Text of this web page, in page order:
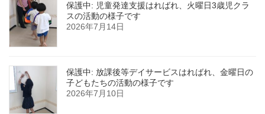
保護中: 児童発達支援はればれ、火曜日3歳児クラ
スの活動の様子です
2026年7月14日
保護中: 放課後等デイサービスはればれ、金曜日の
子どもたちの活動の様子です
2026年7月10日